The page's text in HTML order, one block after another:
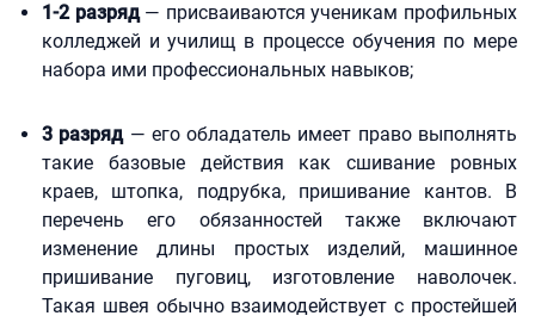
1-2 разряд— присваиваются ученикам профильных
колледжей и училищ в процессе обучения по мере
набора ими профессиональных навыков;
3 разряд— его обладатель имеет право выполнять
такие базовые действия как сшивание ровных
краев, штопка, подрубка, пришивание кантов. В
перечень его обязанностей также включают
изменение длины простых изделий, машинное
пришивание пуговиц, изготовление наволочек.
Такая швея обычно взаимодействует с простейшей